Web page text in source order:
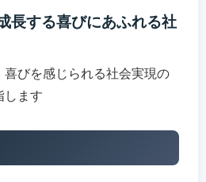
長する喜びにあふれる社
びを感じられる社会実現の
します